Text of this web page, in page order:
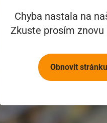
Chyba nastala na
Zkuste prosím
Obnovit stránku